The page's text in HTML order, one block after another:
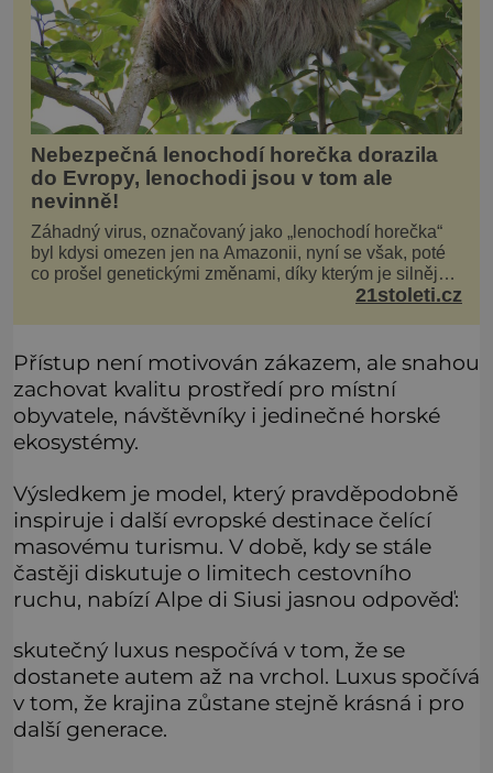
Nebezpečná lenochodí horečka dorazila
do Evropy, lenochodi jsou v tom ale
nevinně!
Záhadný virus, označovaný jako „lenochodí horečka“
byl kdysi omezen jen na Amazonii, nyní se však, poté
co prošel genetickými změnami, díky kterým je silnější,
šíří po celé Americe a první případy se objevily už i v
21stoleti.cz
Přístup není motivován zákazem, ale snahou
zachovat kvalitu prostředí pro místní
obyvatele, návštěvníky i jedinečné horské
ekosystémy.
Výsledkem je model, který pravděpodobně
inspiruje i další evropské destinace čelící
masovému turismu. V době, kdy se stále
častěji diskutuje o limitech cestovního
ruchu, nabízí Alpe di Siusi jasnou odpověď:
skutečný luxus nespočívá v tom, že se
dostanete autem až na vrchol. Luxus spočívá
v tom, že krajina zůstane stejně krásná i pro
další generace.